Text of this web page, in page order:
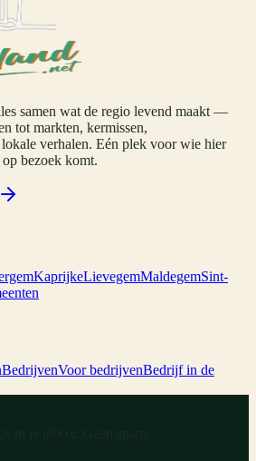
samen wat de regio levend maakt —
tot markten, kermissen,
verhalen. Eén plek voor wie hier
bezoek komt.
KaprijkeLievegemMaldegemSint-
BedrijvenVoor bedrijvenBedrijf in de